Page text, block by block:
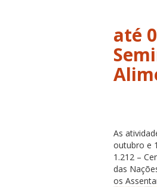
até
As
outubro e
1.212 –
das
os